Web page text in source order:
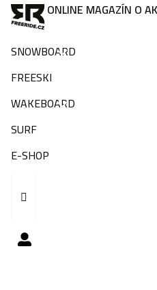
ONLINE MAGAZÍN O
SNOWBOARD
FREESKI
WAKEBOARD
SURF
E-SHOP